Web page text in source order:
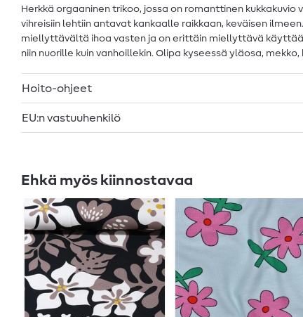
Herkkä orgaaninen trikoo, jossa on romanttinen
vihreisiin lehtiin antavat kankaalle raikkaan, keväisen
miellyttävältä ihoa vasten ja on erittäin miellyttävä käyttää
niin nuorille kuin vanhoillekin. Olipa kyseessä yläosa,
Hoito-ohjeet
EU:n vastuuhenkilö
Ehkä myös kiinnostavaa